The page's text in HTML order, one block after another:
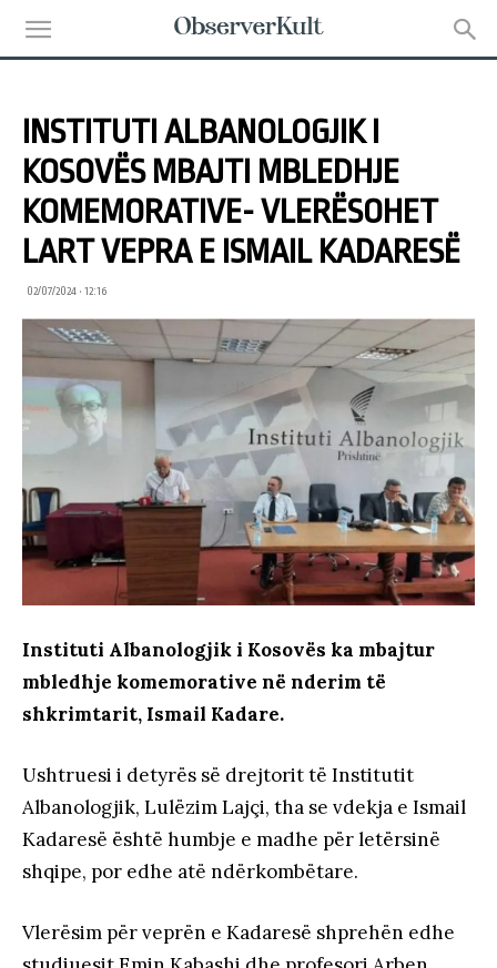
INSTITUTI ALBANOLOGJIK I
KOSOVËS MBAJTI MBLEDHJE
KOMEMORATIVE- VLERËSOHET
LART VEPRA E ISMAIL KADARESË
02/07/2024 • 12:16
Instituti Albanologjik i Kosovës ka mbajtur
mbledhje komemorative në nderim të
shkrimtarit, Ismail Kadare.
Ushtruesi i detyrës së drejtorit të Institutit
Albanologjik, Lulëzim Lajçi, tha se vdekja e Ismail
Kadaresë është humbje e madhe për letërsinë
shqipe, por edhe atë ndërkombëtare.
Vlerësim për veprën e Kadaresë shprehën edhe